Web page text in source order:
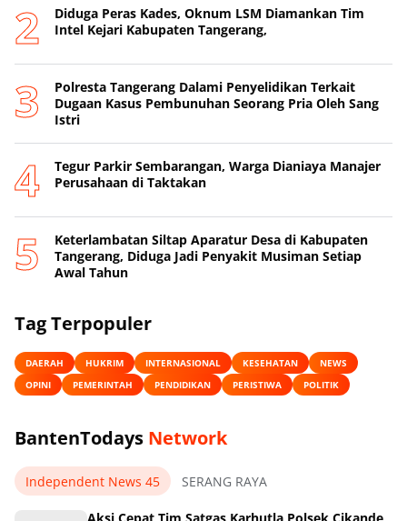
Diduga Peras Kades, Oknum LSM Diamankan Tim
Intel Kejari Kabupaten Tangerang,
Polresta Tangerang Dalami Penyelidikan Terkait
Dugaan Kasus Pembunuhan Seorang Pria Oleh Sang
Istri
Tegur Parkir Sembarangan, Warga Dianiaya Manajer
Perusahaan di Taktakan
Keterlambatan Siltap Aparatur Desa di Kabupaten
Tangerang, Diduga Jadi Penyakit Musiman Setiap
Awal Tahun
Tag Terpopuler
DAERAH HUKRIM INTERNASIONAL KESEHATAN
NEWS
OPINI
PEMERINTAH PENDIDIKAN PERISTIWA POLITIK
BantenTodays Network
Independent News 45 SERANG RAYA